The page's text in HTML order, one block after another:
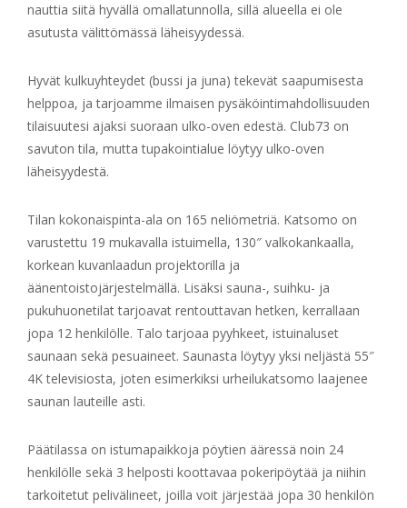
nauttia siitä hyvällä omallatunnolla, sillä alueella ei ole
asutusta välittömässä läheisyydessä.
Hyvät kulkuyhteydet (bussi ja juna) tekevät saapumisesta
helppoa, ja tarjoamme ilmaisen pysäköintimahdollisuuden
tilaisuutesi ajaksi suoraan ulko-oven edestä. Club73 on
savuton tila, mutta tupakointialue löytyy ulko-oven
läheisyydestä.
Tilan kokonaispinta-ala on 165 neliömetriä. Katsomo on
varustettu 19 mukavalla istuimella, 130″ valkokankaalla,
korkean kuvanlaadun projektorilla ja
äänentoistojärjestelmällä. Lisäksi sauna-, suihku- ja
pukuhuonetilat tarjoavat rentouttavan hetken, kerrallaan
jopa 12 henkilölle. Talo tarjoaa pyyhkeet, istuinaluset
saunaan sekä pesuaineet. Saunasta löytyy yksi neljästä 55″
4K televisiosta, joten esimerkiksi urheilukatsomo laajenee
saunan lauteille asti.
Päätilassa on istumapaikkoja pöytien ääressä noin 24
henkilölle sekä 3 helposti koottavaa pokeripöytää ja niihin
tarkoitetut pelivälineet, joilla voit järjestää jopa 30 henkilön